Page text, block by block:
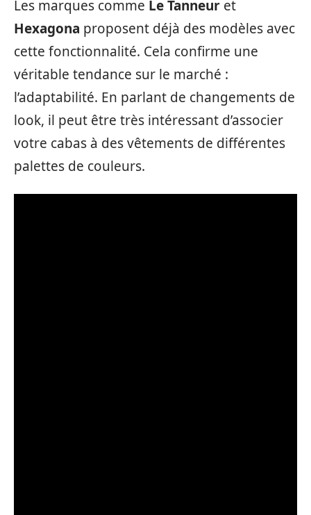
Les marques comme Le Tanneur et
Hexagona proposent déjà des modèles avec
cette fonctionnalité. Cela confirme une
véritable tendance sur le marché :
l’adaptabilité. En parlant de changements de
look, il peut être très intéressant d’associer
votre cabas à des vêtements de différentes
palettes de couleurs.